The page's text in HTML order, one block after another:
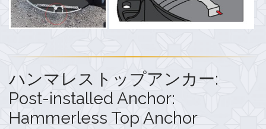
ハンマレストップアンカー:
Post-installed Anchor:
Hammerless Top Anchor